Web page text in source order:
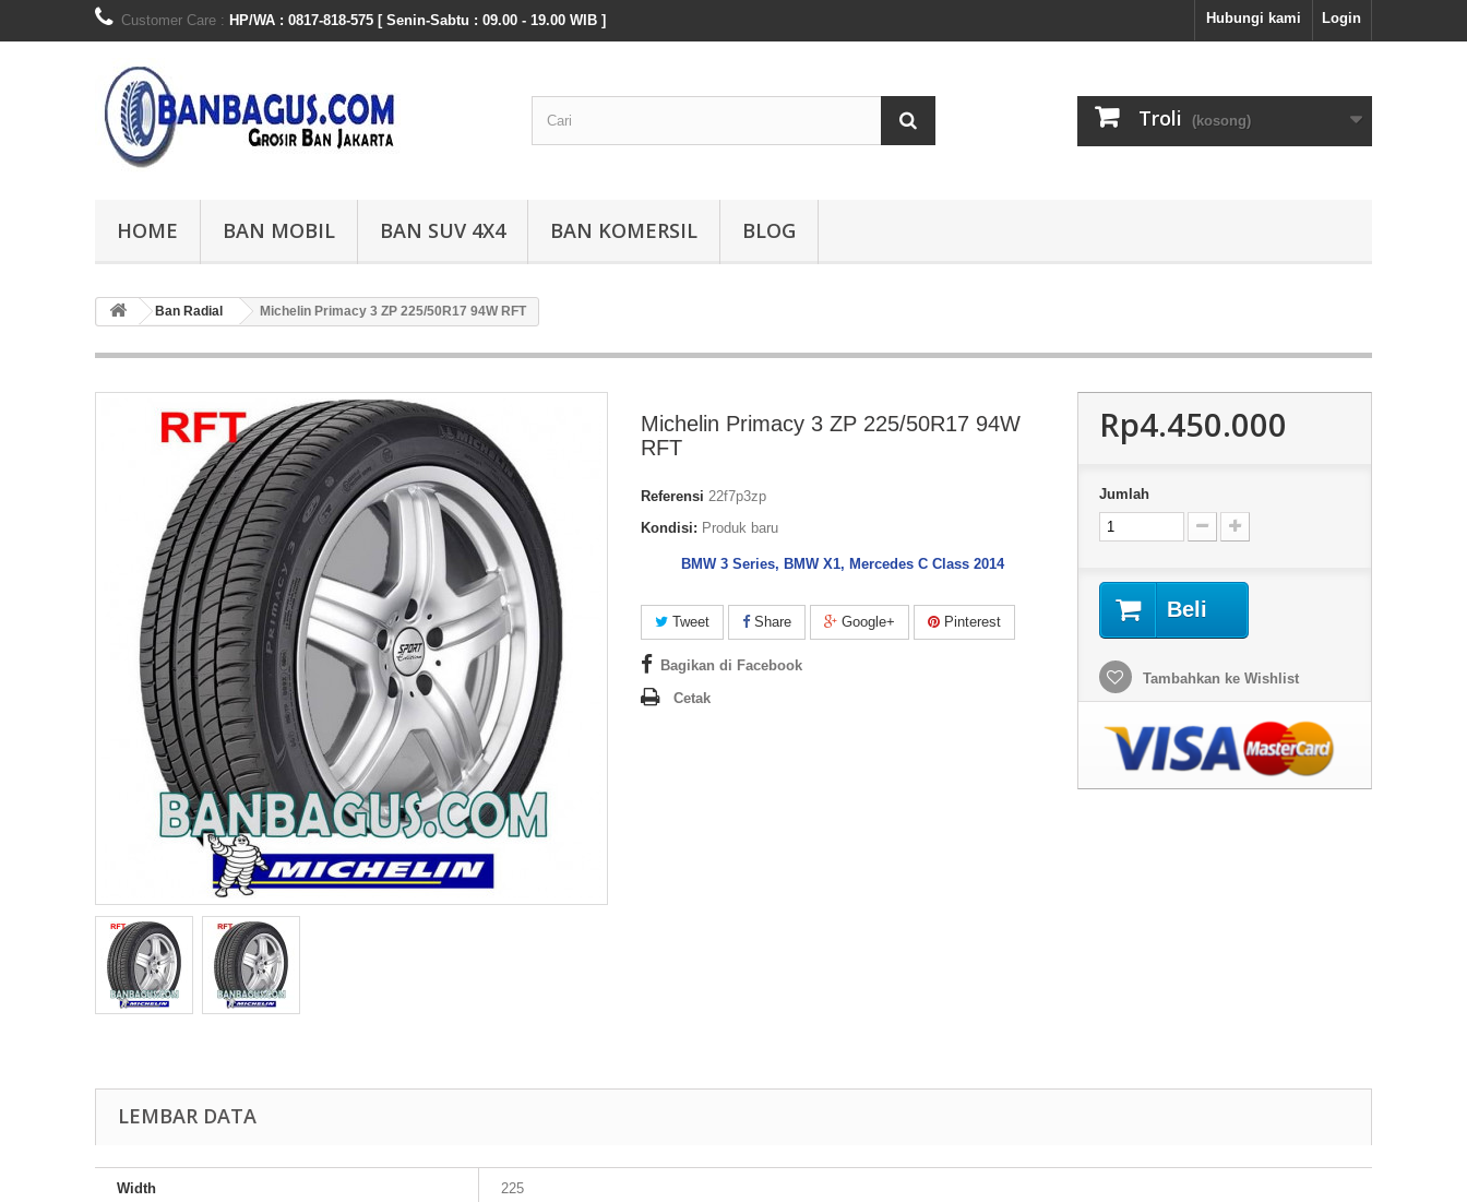
Login
Hubungi kami
Customer Care : HP/WA : 0817-818-575 [ Senin-Sabtu : 09.00 - 19.00 WIB ]
Troli (kosong)
HOME BAN MOBIL BAN SUV 4X4 BAN KOMERSIL BLOG
Ban Radial Michelin Primacy 3 ZP 225/50R17 94W RFT
Michelin Primacy 3 ZP 225/50R17 94W
RFT
Referensi 22f7p3zp
Kondisi: Produk baru
BMW 3 Series, BMW X1, Mercedes C Class 2014
Tweet Share Google+ Pinterest
Bagikan di Facebook
Cetak
Rp4.450.000
Jumlah
Beli
Tambahkan ke Wishlist
LEMBAR DATA
Width 225